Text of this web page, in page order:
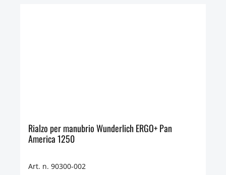
Rialzo per manubrio Wunderlich ERGO+ Pan
America 1250
Art. n. 90300-002